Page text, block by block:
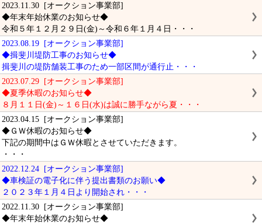
2023.11.30 [オークション事業部]
◆年末年始休業のお知らせ◆
令和５年１２月２９日(金)～令和６年１月４日・・・
2023.08.19 [オークション事業部]
◆揖斐川堤防工事のお知らせ◆
揖斐川の堤防舗装工事のため一部区間が通行止・・・
2023.07.29 [オークション事業部]
◆夏季休暇のお知らせ◆
８月１１日(金)～１６日(水)は誠に勝手ながら夏・・・
2023.04.15 [オークション事業部]
◆ＧＷ休暇のお知らせ◆
下記の期間中はＧＷ休暇とさせていただきます。
・・・
2022.12.24 [オークション事業部]
◆車検証の電子化に伴う提出書類のお願い◆
２０２３年１月４日より開始され・・・
2022.11.30 [オークション事業部]
◆年末年始休業のお知らせ◆